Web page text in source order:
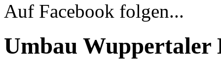
Auf Facebook folgen...
Umbau Wuppertaler